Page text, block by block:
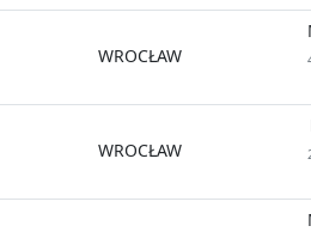
WROCŁAW
WROCŁAW